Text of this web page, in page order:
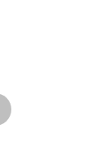
Další
produkt